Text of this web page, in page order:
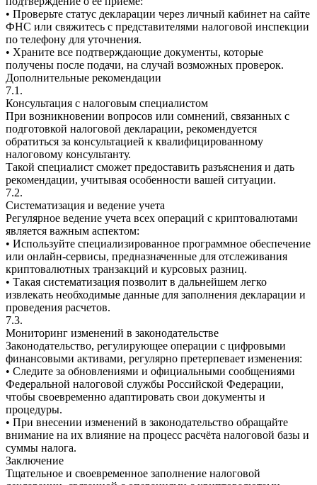
• Проверьте статус декларации через личный кабинет на сайте
ФНС или свяжитесь с представителями налоговой инспекции
по телефону для уточнения.
• Храните все подтверждающие документы, которые
получены после подачи, на случай возможных проверок.
Дополнительные рекомендации
7.1.
Консультация с налоговым специалистом
При возникновении вопросов или сомнений, связанных с
подготовкой налоговой декларации, рекомендуется
обратиться за консультацией к квалифицированному
налоговому консультанту.
Такой специалист сможет предоставить разъяснения и дать
рекомендации, учитывая особенности вашей ситуации.
7.2.
Систематизация и ведение учета
Регулярное ведение учета всех операций с криптовалютами
является важным аспектом:
• Используйте специализированное программное обеспечение
или онлайн-сервисы, предназначенные для отслеживания
криптовалютных транзакций и курсовых разниц.
• Такая систематизация позволит в дальнейшем легко
извлекать необходимые данные для заполнения декларации и
проведения расчетов.
7.3.
Мониторинг изменений в законодательстве
Законодательство, регулирующее операции с цифровыми
финансовыми активами, регулярно претерпевает изменения:
• Следите за обновлениями и официальными сообщениями
Федеральной налоговой службы Российской Федерации,
чтобы своевременно адаптировать свои документы и
процедуры.
• При внесении изменений в законодательство обращайте
внимание на их влияние на процесс расчёта налоговой базы и
суммы налога.
Заключение
Тщательное и своевременное заполнение налоговой